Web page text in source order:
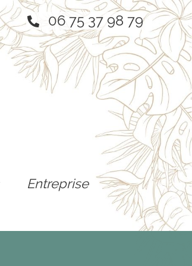
06 75 37 98 79
Entreprise